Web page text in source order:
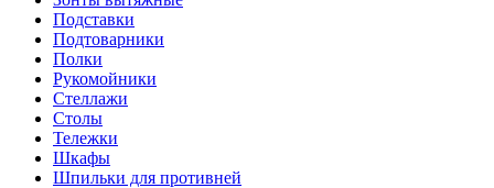
Подставки
Подтоварники
Полки
Рукомойники
Стеллажи
Столы
Тележки
Шкафы
Шпильки для противней